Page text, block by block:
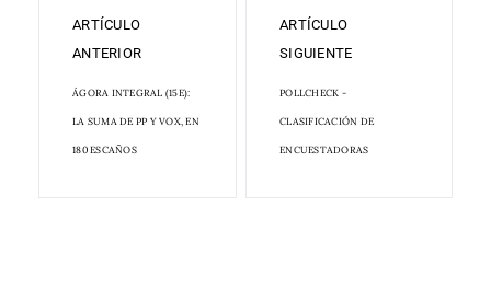
ARTÍCULO
ANTERIOR
ÁGORA INTEGRAL (15E):
LA SUMA DE PP Y VOX, EN
180 ESCAÑOS
ARTÍCULO
SIGUIENTE
POLLCHECK -
CLASIFICACIÓN DE
ENCUESTADORAS